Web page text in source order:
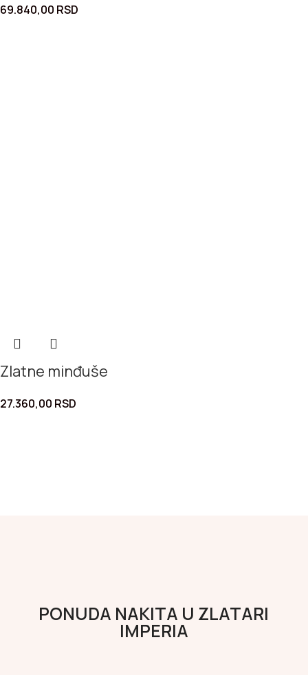
69.840,00 RSD
Zlatne minđuše
27.360,00 RSD
PONUDA NAKITA U ZLATARI
IMPERIA